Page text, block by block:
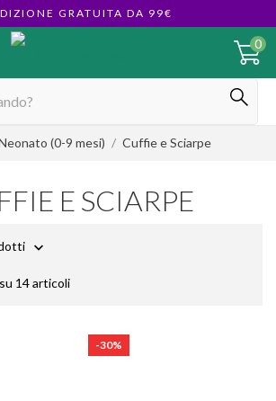
GRATUITA DA 99€
0
(0-9 mesi) Cuffie e Sciarpe
E SCIARPE

14 articoli
-30%